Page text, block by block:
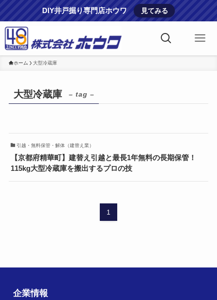
DIY井戸掘り専門店ホウワ 見てみる
ホーム 大型冷蔵庫
大型冷蔵庫 – tag –
引越・無料保管・解体（建替え業）
【京都府精華町】建替え引越と最長1年無料の長期保管！
115kg大型冷蔵庫を搬出するプロの技
1
企業情報